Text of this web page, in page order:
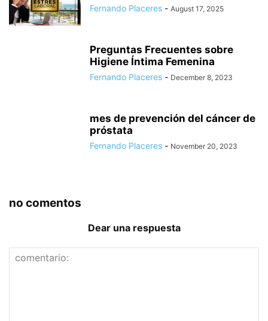
Fernando Placeres - August 17, 2025
Preguntas Frecuentes sobre
Higiene Íntima Femenina
Fernando Placeres - December 8, 2023
mes de prevención del cáncer de
próstata
Fernando Placeres - November 20, 2023
no comentos
Dear una respuesta